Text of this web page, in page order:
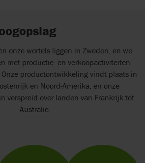
onze wortels liggen in Zweden, en we
met productie- en verkoopactiviteiten
productontwikkeling vindt plaats in
en Noord-Amerika, en onze
verspreid over landen van Frankrijk tot
Australië.